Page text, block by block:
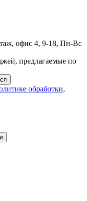
офис 4, 9-18, Пн-Вс
предлагаемые по
обработки,